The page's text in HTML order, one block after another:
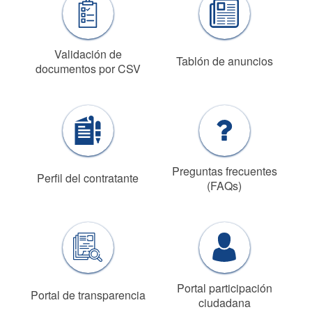
Validación de
documentos por CSV
Tablón de anuncios
Perfil del contratante
Preguntas frecuentes
(FAQs)
Portal de transparencia
Portal participación
ciudadana